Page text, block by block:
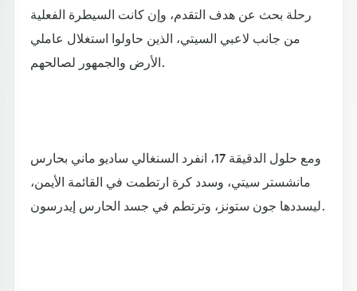
رحلة بحث عن هدف التقدم، وإن كانت السيطرة الفعلية
من جانب لاعبي السيتي، الذين حاولوا استغلال عاملي
الأرض والجمهور لصالحهم.
ومع حلول الدقيقة 17، انفرد السنغالي ساديو ماني بحارس
مانشستر سيتي، وسدد كرة ارتطمت في القائمة الأيمن،
ليسددها جون ستونز، وترتطم في جسد الحارس إيدرسون.